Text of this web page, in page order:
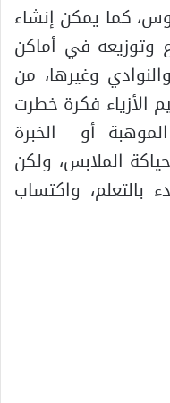
كما يمكن إنشاء
وتوزيعه في أماكن
وغيرها، من
فكرة خطرت
أو الخبرة
الملابس، ولكن
بالتعلم، واكتساب